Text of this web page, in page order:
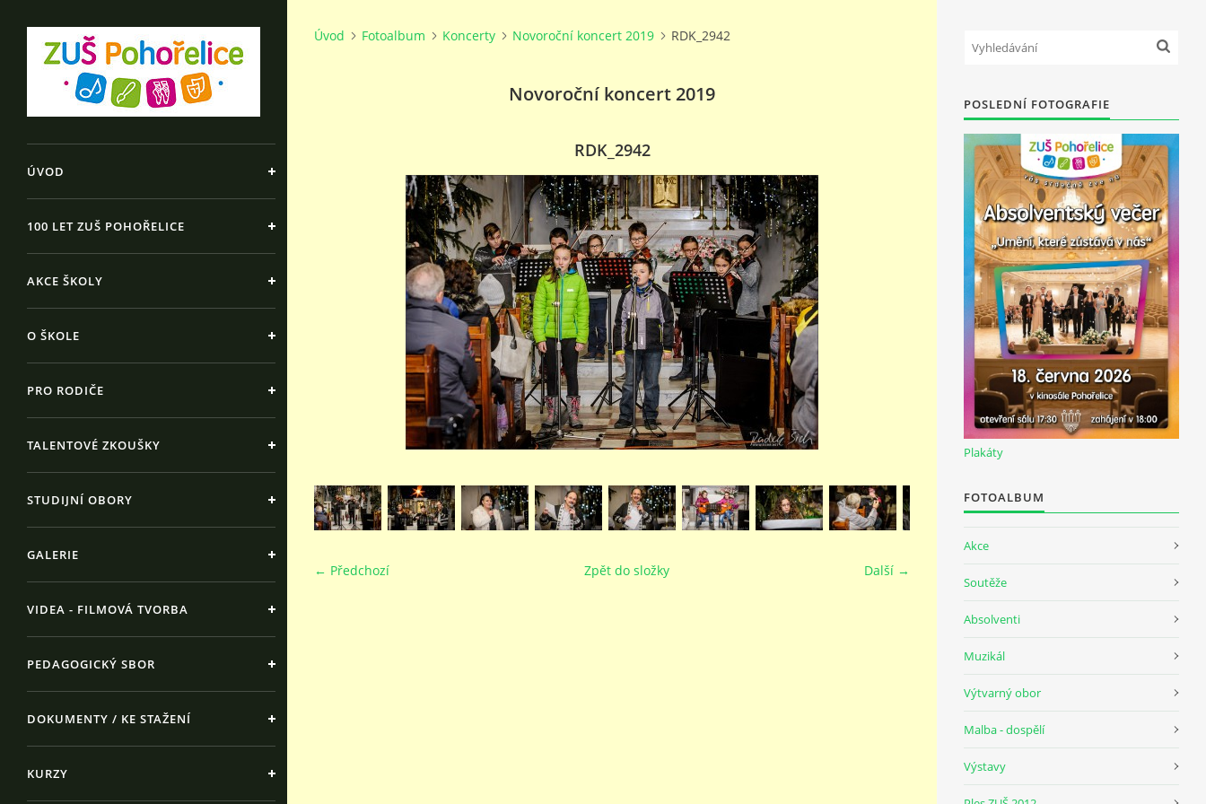
ÚVOD
100 LET ZUŠ POHOŘELICE
AKCE ŠKOLY
O ŠKOLE
PRO RODIČE
TALENTOVÉ ZKOUŠKY
STUDIJNÍ OBORY
GALERIE
VIDEA - FILMOVÁ TVORBA
PEDAGOGICKÝ SBOR
DOKUMENTY / KE STAŽENÍ
KURZY
Úvod Fotoalbum Koncerty Novoroční koncert 2019 RDK_2942
Novoroční koncert 2019
RDK_2942
← Předchozí Další →
Zpět do složky
POSLEDNÍ FOTOGRAFIE
Plakáty
FOTOALBUM
Akce
Soutěže
Absolventi
Muzikál
Výtvarný obor
Malba - dospělí
Výstavy